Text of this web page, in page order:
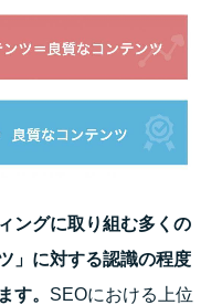
ングに取り組む多くの
」 に対する認識の程度
す。 SEOにおける上位